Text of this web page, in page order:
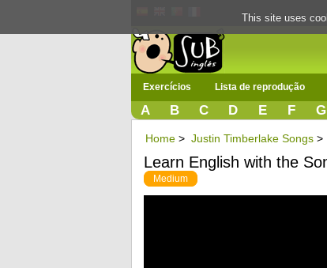
Exercícios Lista de reprodução
A B C D E F G
Home > Justin Timberlake Songs >
Learn English with the
Medium
This site uses